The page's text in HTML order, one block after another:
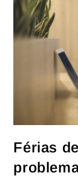
Férias